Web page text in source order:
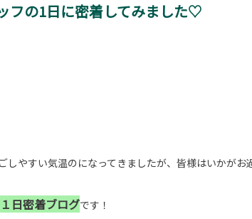
フの1日に密着してみました♡
しやすい気温のになってきましたが、皆様はいかがお
日密着ブログです！